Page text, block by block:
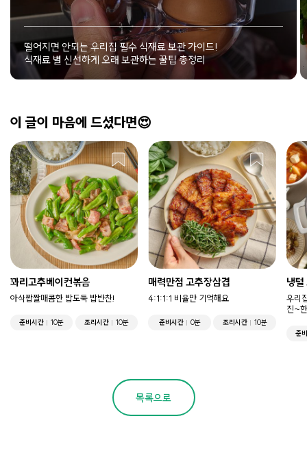
떨어지면 안되는 우리집 필수 식재료 보관 가이드!
식재료 별 신선하게 오래 보관하는 꿀팁 총정리
이 글이 마음에 드셨다면😍
꽈리고추베이컨볶음
아삭짭짤매콤한 밥도둑 밥반찬!
준비시간 10분 조리시간 10분
매력만점 고추장삼겹
4:1:1:1 비율만 기억해요
준비시간 0분 조리시간 10분
냉털
우리
진~
준
목록으로